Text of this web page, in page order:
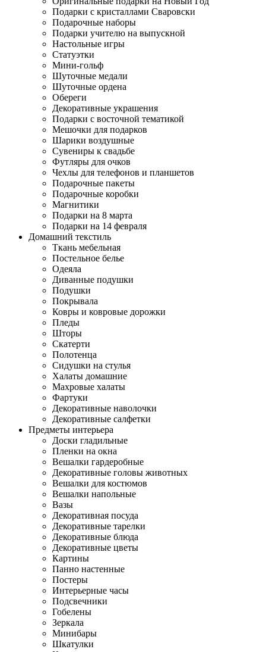
Подарки с кристаллами Сваровски
Подарочные наборы
Подарки учителю на выпускной
Настольные игры
Статуэтки
Мини-гольф
Шуточные медали
Шуточные ордена
Обереги
Декоративные украшения
Подарки с восточной тематикой
Мешочки для подарков
Шарики воздушные
Сувениры к свадьбе
Футляры для очков
Чехлы для телефонов и планшетов
Подарочные пакеты
Подарочные коробки
Магнитики
Подарки на 8 марта
Подарки на 14 февраля
Домашний текстиль
Ткань мебельная
Постельное белье
Одеяла
Диванные подушки
Подушки
Покрывала
Ковры и ковровые дорожки
Пледы
Шторы
Скатерти
Полотенца
Сидушки на стулья
Халаты домашние
Махровые халаты
Фартуки
Декоративные наволочки
Декоративные салфетки
Предметы интерьера
Доски гладильные
Пленки на окна
Вешалки гардеробные
Декоративные головы животных
Вешалки для костюмов
Вешалки напольные
Вазы
Декоративная посуда
Декоративные тарелки
Декоративные блюда
Декоративные цветы
Картины
Панно настенные
Постеры
Интерьерные часы
Подсвечники
Гобелены
Зеркала
Минибары
Шкатулки